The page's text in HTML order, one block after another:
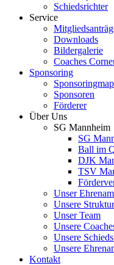
Schiedsrichter
Service
Downloads
Bildergalerie
Coaches
Sponsoring
Sponsoren
Förderer
Über Uns
SG Mannheim
SG
Ball im
DJK
TSV
Unser
Unsere Struktur
Unser Team
Unsere
Unsere
Unsere
Kontakt